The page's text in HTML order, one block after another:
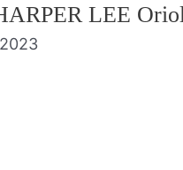
LEE